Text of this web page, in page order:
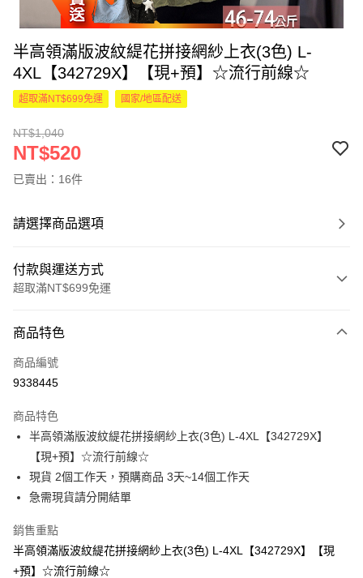
半高領滿版波紋緹花拼接網紗上衣(3色) L-
4XL【342729X】【現+預】☆流行前線☆
超取滿NT$699免運 國家/地區配送
NT$1,040
NT$520
已賣出：16件
請選擇商品選項
付款與運送方式
超取滿NT$699免運
信用卡一次付款
超商取貨付款
Apple Pay
街口支付
悠遊付
Google Pay
全支付
商品特色
商品編號
9338445
商品特色
半高領滿版波紋緹花拼接網紗上衣(3色) L-4XL【342729X】
【現+預】☆流行前線☆
現貨 2個工作天，預購商品 3天~14個工作天
急需現貨請分開結單
銷售重點
半高領滿版波紋緹花拼接網紗上衣(3色) L-4XL【342729X】【現
+預】☆流行前線☆